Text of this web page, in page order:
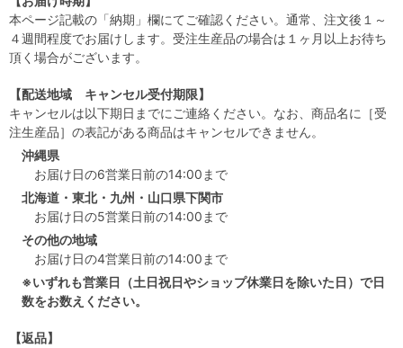
本ページ記載の「納期」欄にてご確認ください。通常、注文後１～
４週間程度でお届けします。受注生産品の場合は１ヶ月以上お待ち
頂く場合がございます。
【配送地域 キャンセル受付期限】
キャンセルは以下期日までにご連絡ください。なお、商品名に［受
注生産品］の表記がある商品はキャンセルできません。
沖縄県
お届け日の6営業日前の14:00まで
北海道・東北・九州・山口県下関市
お届け日の5営業日前の14:00まで
その他の地域
お届け日の4営業日前の14:00まで
※いずれも営業日（土日祝日やショップ休業日を除いた日）で日
数をお数えください。
【返品】